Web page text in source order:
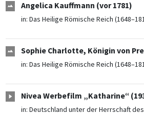
Angelica Kauffmann (vor 1781)
in: Das Heilige Römische Reich
Sophie Charlotte, Königin von
in: Das Heilige Römische Reich
Nivea Werbefilm „Katharine“
in: Deutschland unter der Herrschaft